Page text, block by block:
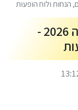
סימבה מלך הסוואנה חנוכה 2026 -